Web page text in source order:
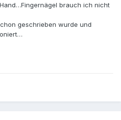
brauch ich nicht
geschrieben wurde und